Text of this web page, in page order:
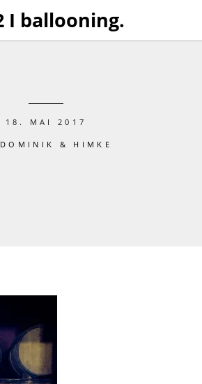
18. MAI 2017
DOMINIK & HIMKE